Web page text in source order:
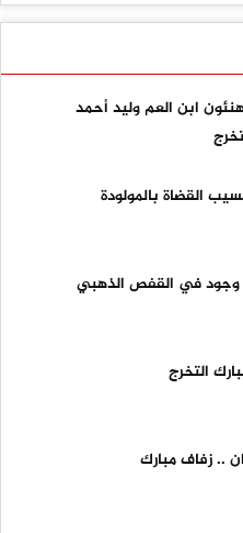
ابن العم وليد أحمد
القضاة بالمولودة
في القفص الذهبي
التخرج
.. زفاف مبارك